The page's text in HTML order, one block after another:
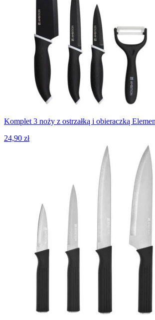
Komplet 3 noży z ostrzałką i obieraczką
24,90 zł